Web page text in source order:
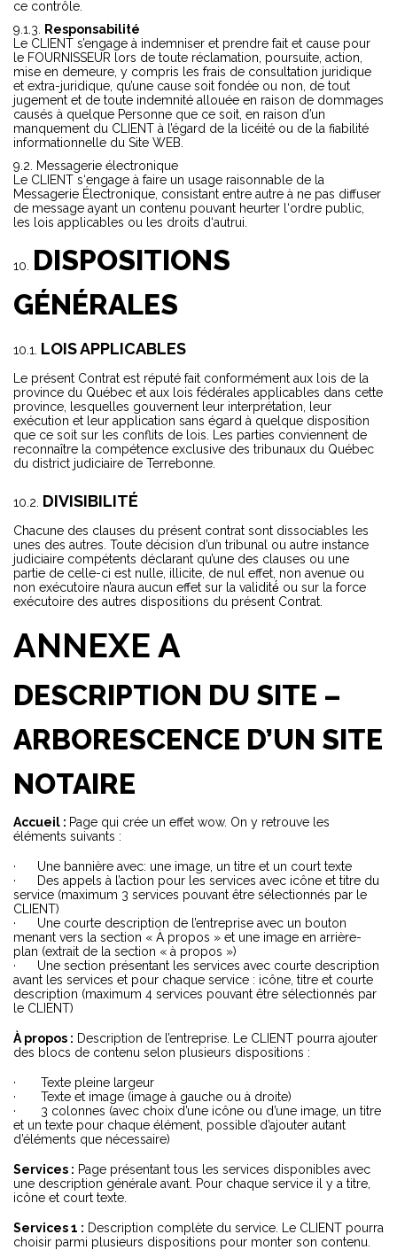
ce contrôle.
Responsabilité
Le CLIENT s’engage à indemniser et prendre fait et cause pour
le FOURNISSEUR lors de toute réclamation, poursuite, action,
mise en demeure, y compris les frais de consultation juridique
et extra-juridique, qu’une cause soit fondée ou non, de tout
jugement et de toute indemnité allouée en raison de dommages
causés à quelque Personne que ce soit, en raison d’un
manquement du CLIENT à l’égard de la licéité ou de la fiabilité
informationnelle du Site WEB.
Messagerie électronique
Le CLIENT s‘engage à faire un usage raisonnable de la
Messagerie Électronique, consistant entre autre à ne pas diffuser
de message ayant un contenu pouvant heurter l‘ordre public,
les lois applicables ou les droits d‘autrui.
DISPOSITIONS
GÉNÉRALES
LOIS APPLICABLES
Le présent Contrat est réputé fait conformément aux lois de la
province du Québec et aux lois fédérales applicables dans cette
province, lesquelles gouvernent leur interprétation, leur
exécution et leur application sans égard à quelque disposition
que ce soit sur les conflits de lois. Les parties conviennent de
reconnaître la compétence exclusive des tribunaux du Québec
du district judiciaire de Terrebonne.
DIVISIBILITÉ
Chacune des clauses du présent contrat sont dissociables les
unes des autres. Toute décision d’un tribunal ou autre instance
judiciaire compétents déclarant qu’une des clauses ou une
partie de celle-ci est nulle, illicite, de nul effet, non avenue ou
non exécutoire n’aura aucun effet sur la validité́ ou sur la force
exécutoire des autres dispositions du présent Contrat.
ANNEXE A
DESCRIPTION DU SITE –
ARBORESCENCE D’UN SITE
NOTAIRE
Accueil : Page qui crée un effet wow. On y retrouve les
éléments suivants :
· Une bannière avec: une image, un titre et un court texte
· Des appels à l’action pour les services avec icône et titre du
service (maximum 3 services pouvant être sélectionnés par le
CLIENT)
· Une courte description de l’entreprise avec un bouton
menant vers la section « À propos » et une image en arrière-
plan (extrait de la section « à propos »)
· Une section présentant les services avec courte description
avant les services et pour chaque service : icône, titre et courte
description (maximum 4 services pouvant être sélectionnés par
le CLIENT)
À propos : Description de l’entreprise. Le CLIENT pourra ajouter
des blocs de contenu selon plusieurs dispositions :
· Texte pleine largeur
· Texte et image (image à gauche ou à droite)
· 3 colonnes (avec choix d’une icône ou d’une image, un titre
et un texte pour chaque élément, possible d’ajouter autant
d’éléments que nécessaire)
Services : Page présentant tous les services disponibles avec
une description générale avant. Pour chaque service il y a titre,
icône et court texte.
Services 1 : Description complète du service. Le CLIENT pourra
choisir parmi plusieurs dispositions pour monter son contenu.